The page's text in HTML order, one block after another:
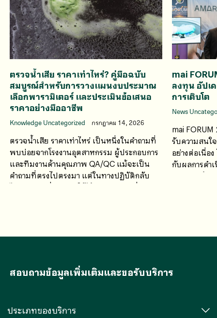
ตรวจน้ำเสีย ราคาเท่าไหร่? คู่มือฉบับ
สมบูรณ์สำหรับการวางแผนงบประมาณ
เลือกพารามิเตอร์ และประเมินข้อเสนอ
ราคาอย่างมืออาชีพ
Knowledge Uncategorized กรกฎาคม 14, 2026
ตรวจน้ำเสีย ราคาเท่าไหร่ เป็นหนึ่งในคำถามที่
พบบ่อยจากโรงงานอุตสาหกรรม ผู้ประกอบการ
และทีมงานด้านคุณภาพ QA/QC แม้จะเป็น
คำถามที่ตรงไปตรงมา แต่ในทางปฏิบัติกลับ
ไม่มีคำตอบที่สามารถใช้ได้กับทุกกรณี เนื่องจาก
mai
ลงทุน อัปเ
การเติบโต
News
mai
รับความสนใ
อย่างต่อเนื่อ
กับผลการดำ
ศักยภาพด้า
สอบถามข้อมูลเพิ่มเติมและขอรับบริการ